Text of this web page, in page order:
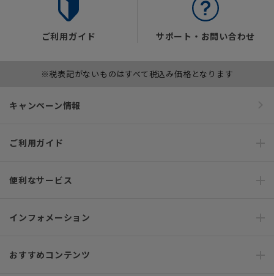
ご利用ガイド サポート・お問い合わせ
※税表記がないものはすべて税込み価格となります
キャンペーン情報
ご利用ガイド
便利なサービス
インフォメーション
おすすめコンテンツ